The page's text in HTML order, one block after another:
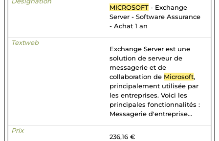
MICROSOFT - Exchange
Server - Software Assurance
- Achat 1 an
Exchange Server est une
solution de serveur de
messagerie et de
collaboration de Microsoft,
principalement utilisée par
les entreprises. Voici les
principales fonctionnalités :
Messagerie d'entreprise...
236,16 €